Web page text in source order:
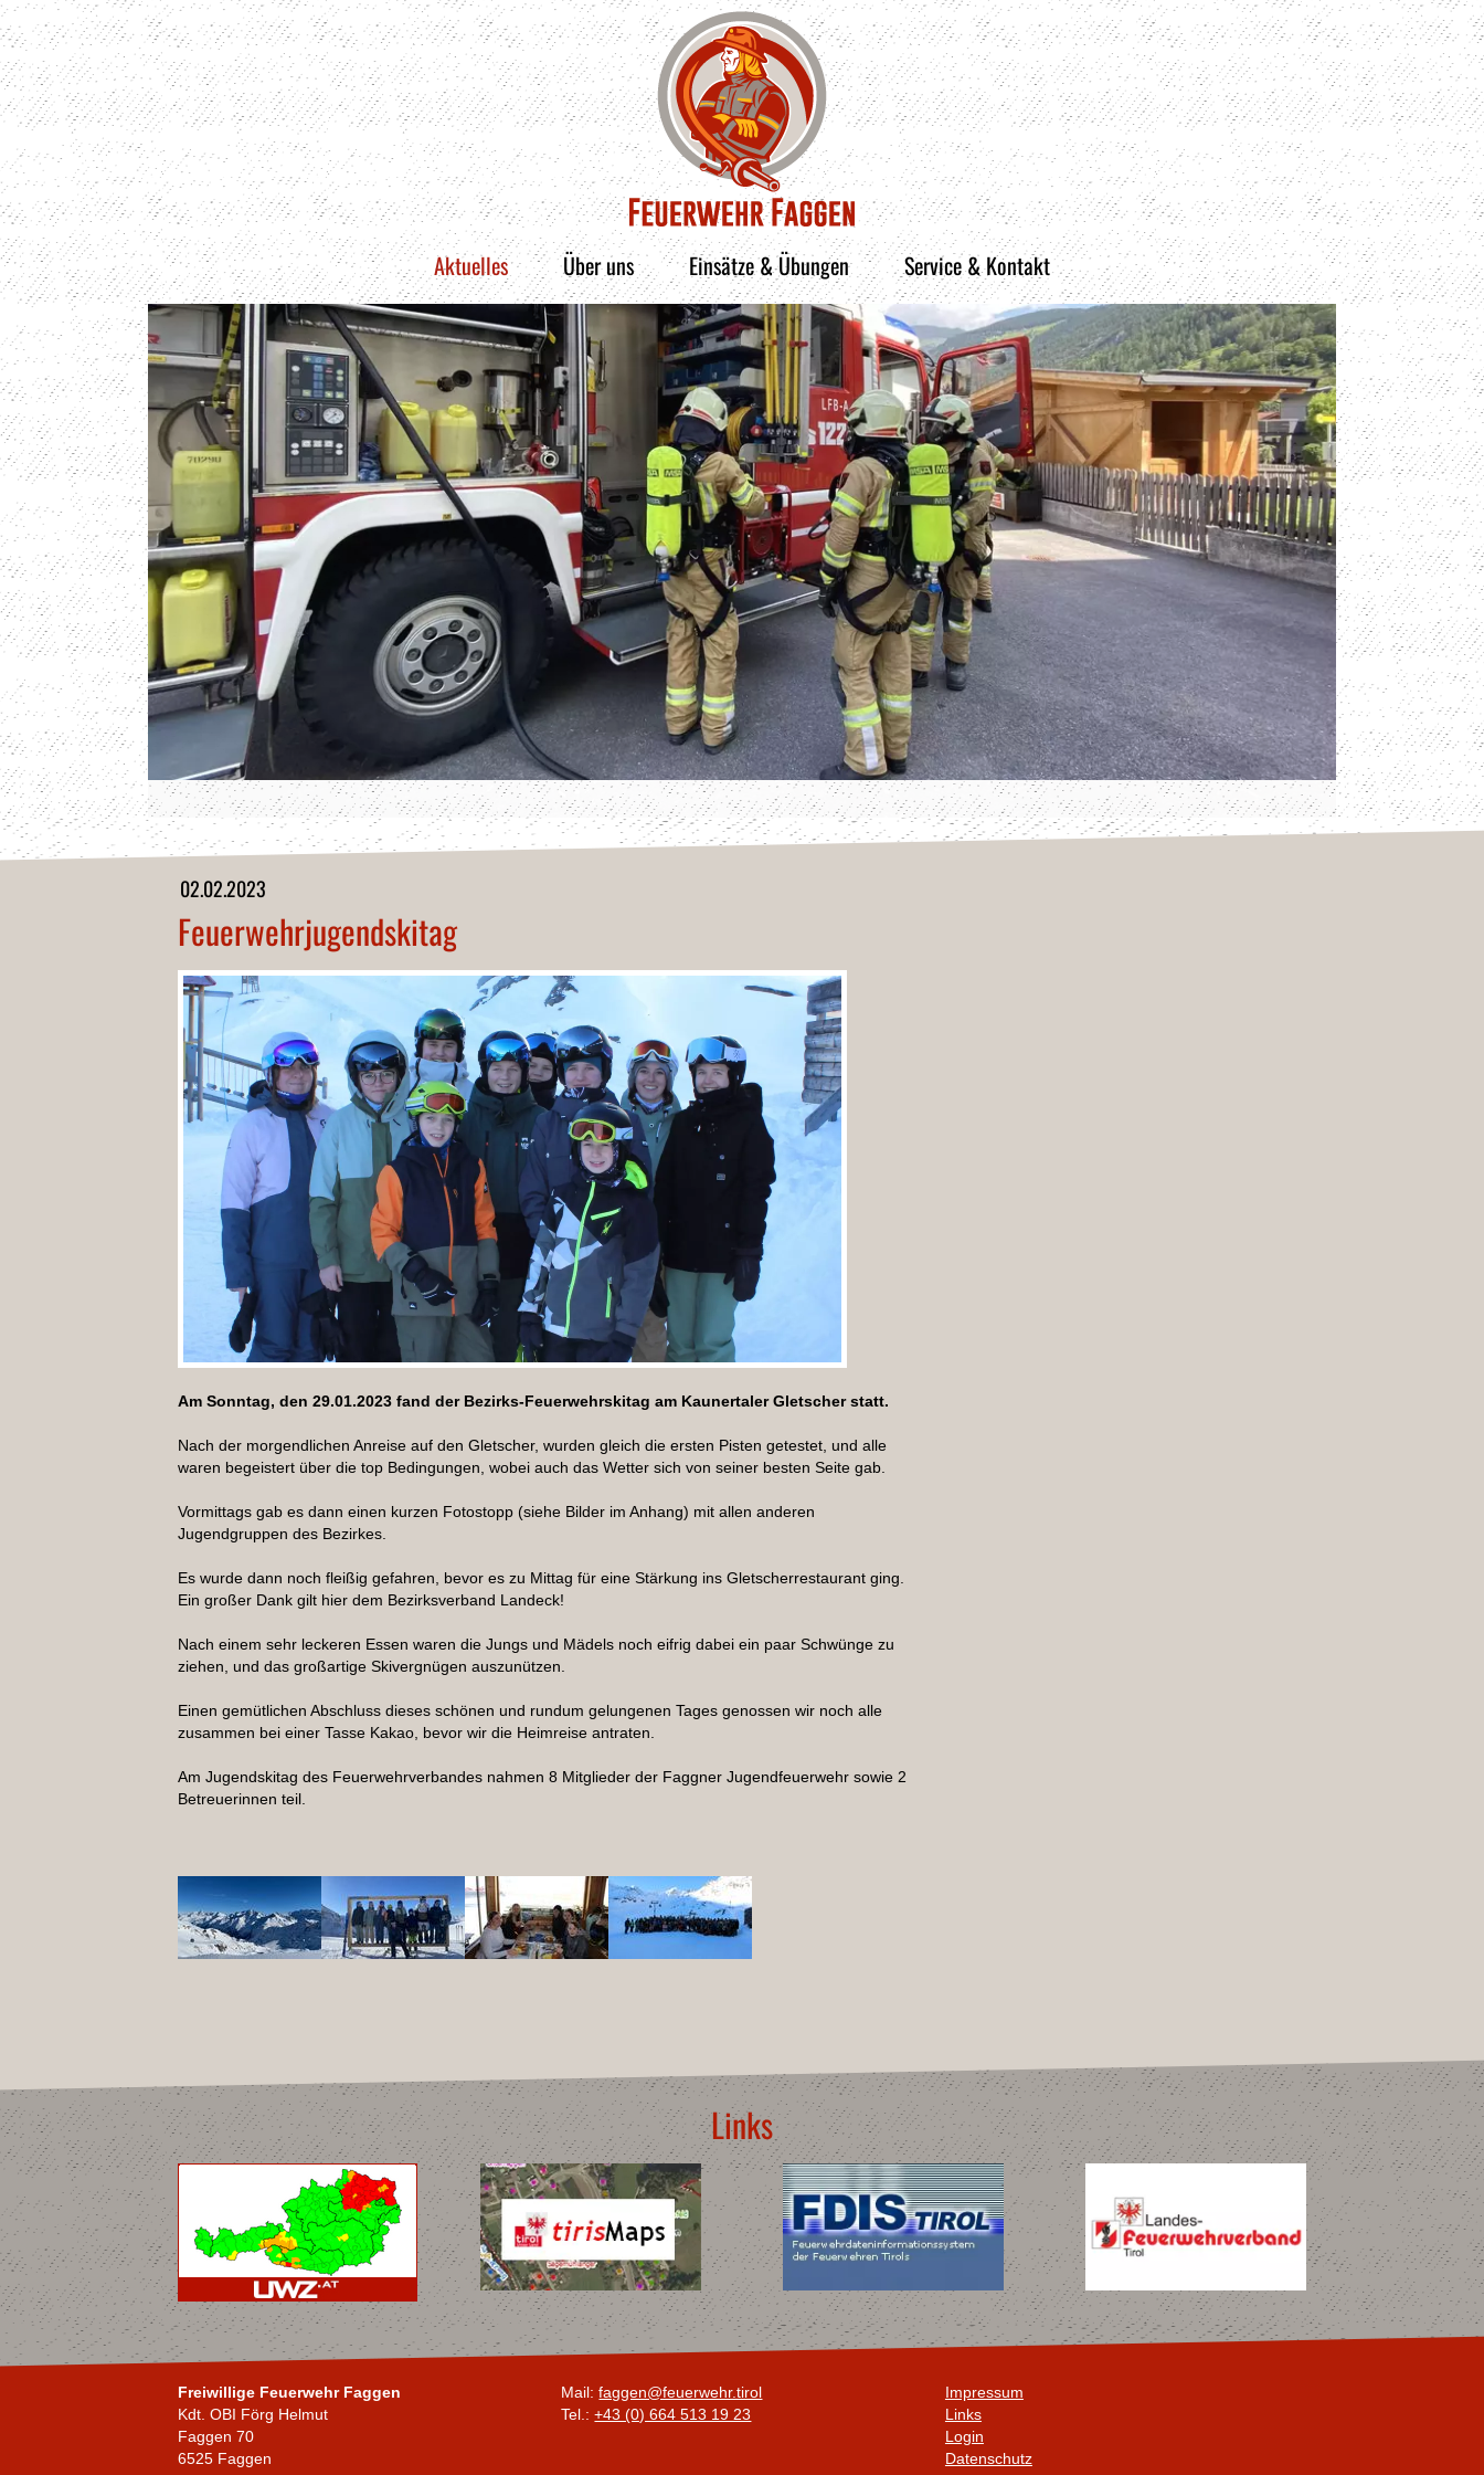
Aktuelles Über uns Einsätze & Übungen Service & Kontakt
02.02.2023
Feuerwehrjugendskitag
Am Sonntag, den 29.01.2023 fand der Bezirks-Feuerwehrskitag am Kaunertaler Gletscher statt.
Nach der morgendlichen Anreise auf den Gletscher, wurden gleich die ersten Pisten getestet, und alle
waren begeistert über die top Bedingungen, wobei auch das Wetter sich von seiner besten Seite gab.
Vormittags gab es dann einen kurzen Fotostopp (siehe Bilder im Anhang) mit allen anderen
Jugendgruppen des Bezirkes.
Es wurde dann noch fleißig gefahren, bevor es zu Mittag für eine Stärkung ins Gletscherrestaurant ging.
Ein großer Dank gilt hier dem Bezirksverband Landeck!
Nach einem sehr leckeren Essen waren die Jungs und Mädels noch eifrig dabei ein paar Schwünge zu
ziehen, und das großartige Skivergnügen auszunützen.
Einen gemütlichen Abschluss dieses schönen und rundum gelungenen Tages genossen wir noch alle
zusammen bei einer Tasse Kakao, bevor wir die Heimreise antraten.
Am Jugendskitag des Feuerwehrverbandes nahmen 8 Mitglieder der Faggner Jugendfeuerwehr sowie 2
Betreuerinnen teil.
Links
Freiwillige Feuerwehr Faggen
Kdt. OBI Förg Helmut
Faggen 70
6525 Faggen
Mail:faggen@feuerwehr.tirol
Tel.:+43 (0) 664 513 19 23
Impressum
Links
Login
Datenschutz